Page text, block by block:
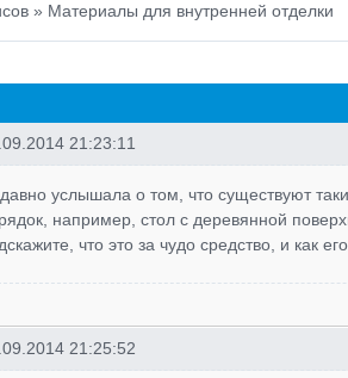
» Материалы для внутренней отделки
21:23:11
услышала о том, что существуют
например, стол с деревянной
что это за чудо средство, и как
21:25:52